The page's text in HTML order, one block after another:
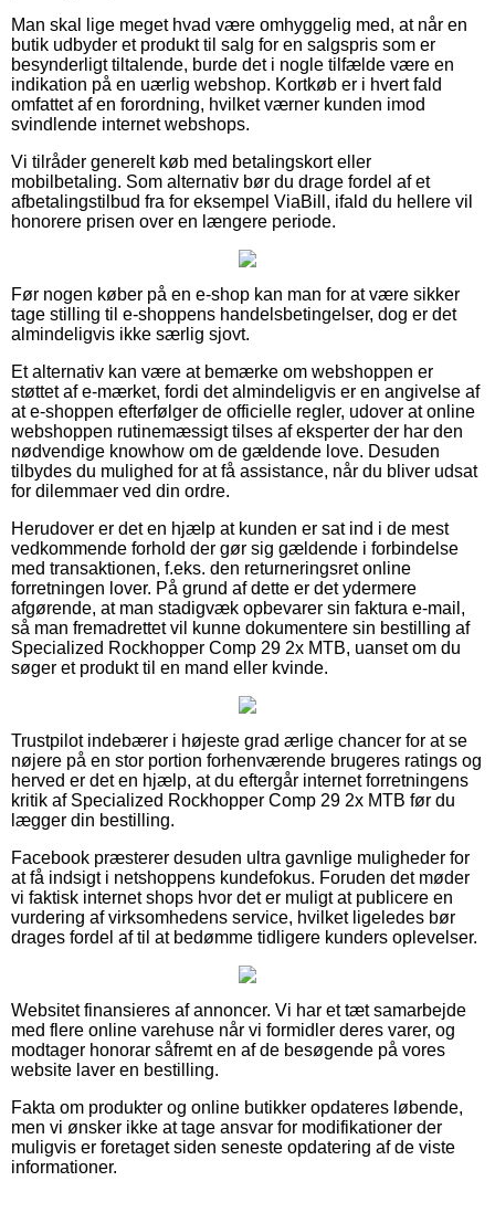
Man skal lige meget hvad være omhyggelig med, at når en
butik udbyder et produkt til salg for en salgspris som er
besynderligt tiltalende, burde det i nogle tilfælde være en
indikation på en uærlig webshop. Kortkøb er i hvert fald
omfattet af en forordning, hvilket værner kunden imod
svindlende internet webshops.
Vi tilråder generelt køb med betalingskort eller
mobilbetaling. Som alternativ bør du drage fordel af et
afbetalingstilbud fra for eksempel ViaBill, ifald du hellere vil
honorere prisen over en længere periode.
Før nogen køber på en e-shop kan man for at være sikker
tage stilling til e-shoppens handelsbetingelser, dog er det
almindeligvis ikke særlig sjovt.
Et alternativ kan være at bemærke om webshoppen er
støttet af e-mærket, fordi det almindeligvis er en angivelse af
at e-shoppen efterfølger de officielle regler, udover at online
webshoppen rutinemæssigt tilses af eksperter der har den
nødvendige knowhow om de gældende love. Desuden
tilbydes du mulighed for at få assistance, når du bliver udsat
for dilemmaer ved din ordre.
Herudover er det en hjælp at kunden er sat ind i de mest
vedkommende forhold der gør sig gældende i forbindelse
med transaktionen, f.eks. den returneringsret online
forretningen lover. På grund af dette er det ydermere
afgørende, at man stadigvæk opbevarer sin faktura e-mail,
så man fremadrettet vil kunne dokumentere sin bestilling af
Specialized Rockhopper Comp 29 2x MTB, uanset om du
søger et produkt til en mand eller kvinde.
Trustpilot indebærer i højeste grad ærlige chancer for at se
nøjere på en stor portion forhenværende brugeres ratings og
herved er det en hjælp, at du eftergår internet forretningens
kritik af Specialized Rockhopper Comp 29 2x MTB før du
lægger din bestilling.
Facebook præsterer desuden ultra gavnlige muligheder for
at få indsigt i netshoppens kundefokus. Foruden det møder
vi faktisk internet shops hvor det er muligt at publicere en
vurdering af virksomhedens service, hvilket ligeledes bør
drages fordel af til at bedømme tidligere kunders oplevelser.
Websitet finansieres af annoncer. Vi har et tæt samarbejde
med flere online varehuse når vi formidler deres varer, og
modtager honorar såfremt en af de besøgende på vores
website laver en bestilling.
Fakta om produkter og online butikker opdateres løbende,
men vi ønsker ikke at tage ansvar for modifikationer der
muligvis er foretaget siden seneste opdatering af de viste
informationer.